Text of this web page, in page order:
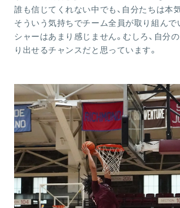
誰も信じてくれない中でも、自分たちは本
そういう気持ちでチーム全員が取り組んで
シャーはあまり感じません。むしろ、自分
り出せるチャンスだと思っています。